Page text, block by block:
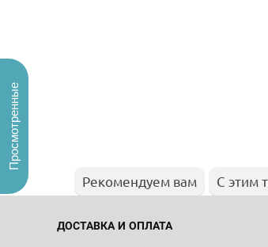
Рекомендуем вам С этим
ДОСТАВКА И ОПЛАТА
Просмотренные